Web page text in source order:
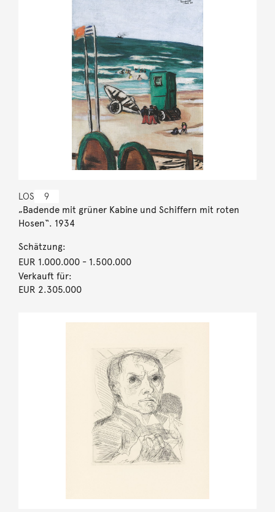
LOS 9
„Badende mit grüner Kabine und Schiffern mit roten
Hosen“. 1934
Schätzung:
EUR 1.000.000- 1.500.000
Verkauft für:
EUR 2.305.000